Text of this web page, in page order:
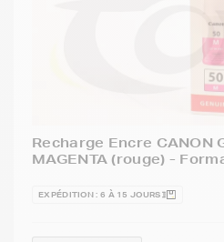
Recharge Encre CANON
MAGENTA (rouge) -
EXPÉDITION : 6 À 15 JOURS